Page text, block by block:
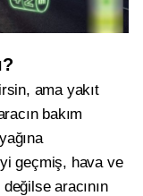
ama yakıt
bakım
geçmiş, hava ve
aracının